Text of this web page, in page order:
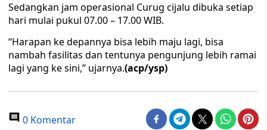
Sedangkan jam operasional Curug cijalu dibuka setiap
hari mulai pukul 07.00 – 17.00 WIB.
“Harapan ke depannya bisa lebih maju lagi, bisa
nambah fasilitas dan tentunya pengunjung lebih ramai
lagi yang ke sini,” ujarnya.(acp/ysp)
0 Komentar